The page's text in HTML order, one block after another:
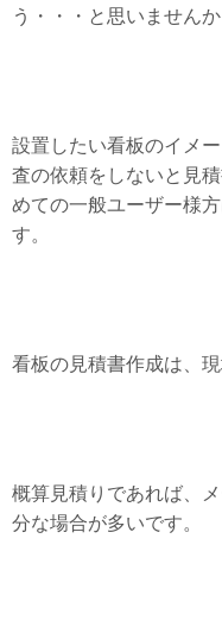
う・・・と思いませんか
設置したい看板のイメ
査の依頼をしないと見
めての一般ユーザー様方
す。
看板の見積書作成は、
概算見積りであれば、
分な場合が多いです。